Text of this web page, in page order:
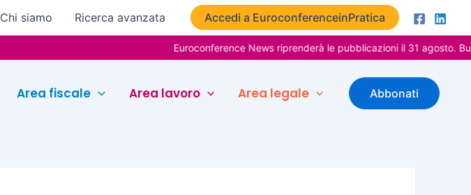
Chi siamo Ricerca avanzata Accedi a EuroconferenceinPratica
Euroconference News riprenderà le pubblicazioni il 31 agosto. Buone
Area fiscale Area lavoro Area legale Abbonati